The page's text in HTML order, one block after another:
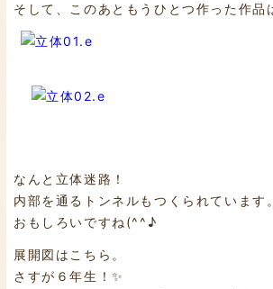
そして、このあともうひとつ作った作品
なんと立体迷路！
内部を通るトンネルもつくられています。
おもしろいですね(^^♪
展開図はこちら。
さすが６年生！✨